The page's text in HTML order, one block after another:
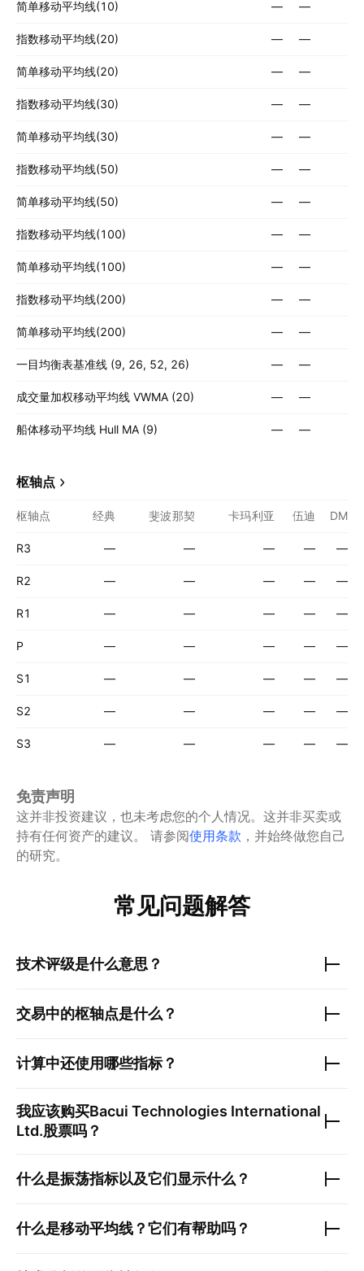
简单移动平均线(10) — —
指数移动平均线(20) — —
简单移动平均线(20) — —
指数移动平均线(30) — —
简单移动平均线(30) — —
指数移动平均线(50) — —
简单移动平均线(50) — —
指数移动平均线(100) — —
简单移动平均线(100) — —
指数移动平均线(200) — —
简单移动平均线(200) — —
一目均衡表基准线 (9, 26, 52, 26) — —
成交量加权移动平均线 VWMA (20) — —
船体移动平均线 Hull MA (9) — —
枢轴点
枢轴点 经典 斐波那契 卡玛利亚 伍迪 DM
R3 — — — — —
R2 — — — — —
R1 — — — — —
P — — — — —
S1 — — — — —
S2 — — — — —
S3 — — — — —
免责声明
这并非投资建议，也未考虑您的个人情况。这并非买卖或
持有任何资产的建议。
请参阅使用条款 ，并始终做您自己
的研究。
常见问题解答
技术评级是什么意思？
交易中的枢轴点是什么？
计算中还使用哪些指标？
我应该购买Bacui Technologies International
Ltd.股票吗？
什么是振荡指标以及它们显示什么？
什么是移动平均线？它们有帮助吗？